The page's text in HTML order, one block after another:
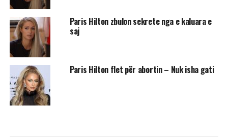
Paris Hilton zbulon sekrete nga e kaluara e
saj
Paris Hilton flet për abortin – Nuk isha gati